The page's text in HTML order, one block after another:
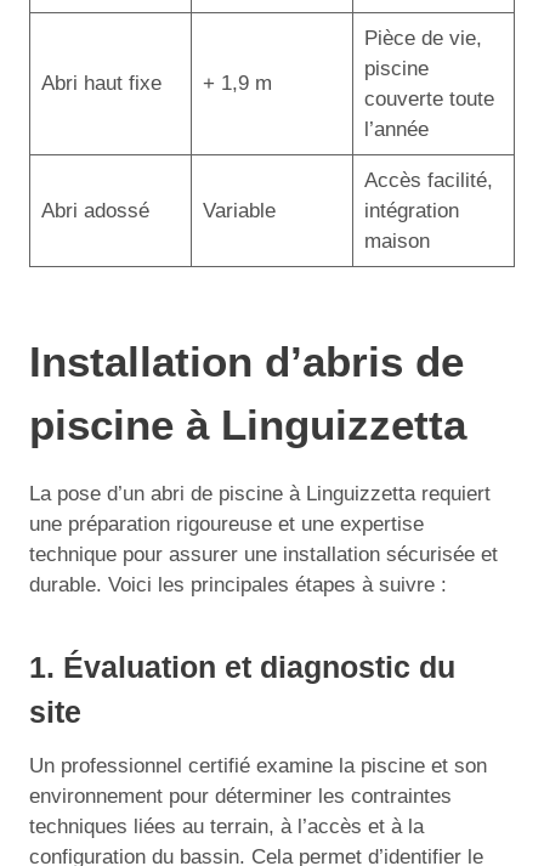
Abri haut fixe + 1,9 m
Pièce de vie,
piscine
couverte toute
l’année
Abri adossé Variable
Accès facilité,
intégration
maison
Installation d’abris de
piscine à Linguizzetta
La pose d’un abri de piscine à Linguizzetta requiert
une préparation rigoureuse et une expertise
technique pour assurer une installation sécurisée et
durable. Voici les principales étapes à suivre :
1. Évaluation et diagnostic du
site
Un professionnel certifié examine la piscine et son
environnement pour déterminer les contraintes
techniques liées au terrain, à l’accès et à la
configuration du bassin. Cela permet d’identifier le